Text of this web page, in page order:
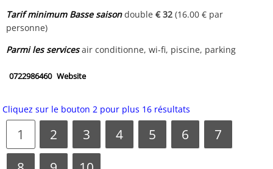
Tarif minimum Basse saisondouble€ 32 (16.00 € par
personne)
Parmi les servicesair conditionne, wi-fi, piscine, parking
0722986460 Website
Cliquez sur le bouton 2 pour plus 16 résultats
1 2 3 4 5 6
7